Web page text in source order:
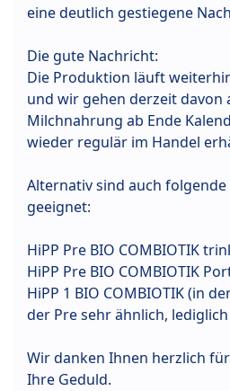
eine deutlich gestiegene
Die gute Nachricht:
Die Produktion läuft
und wir gehen derzeit davon
Milchnahrung ab Ende
wieder regulär im Handel
Alternativ sind auch
geeignet:
HiPP Pre BIO COMBIOTIK
HiPP Pre BIO COMBIOTIK
HiPP 1 BIO COMBIOTIK (in
der Pre sehr ähnlich,
Wir danken Ihnen herzlich
Ihre Geduld.